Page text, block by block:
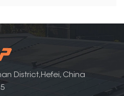
District,Hefei, China